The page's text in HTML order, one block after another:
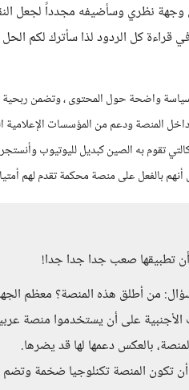
نظري وسأضيفه مجدداً لجعل
قراءة كل الردود لذا سأترك لكم
واضحة حول المحتوى ، وتضمن ربحية
المنصة ودعم من المؤسسات الإعلامية
تقوم به الصين كبديل لليوتيوب
بالفعل على منصة محكمة تقدم لهم
أن تطبيقها صعب جدا جدا جدا!
من أطلق هذه المنصة؟ معظم
على أن يستخدموا منصة
بالعكس دعمها لها قد يضرها.
أن تكون المنصة تكنلوجيا ضخمة